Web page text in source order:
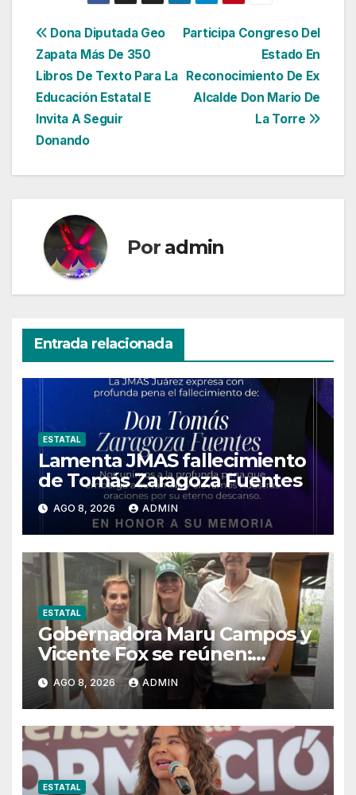
Navegación
de
entradas
Participa Congreso Del
Estado En
Reconocimiento De Ex
Alcalde Don Mario De
La Torre
Dona Diputada Geo
Zapata Más De 350
Libros De Texto Para La
Educación Estatal E
Invita A Seguir
Donando
Por admin
Entrada relacionada
ESTATAL
Lamenta JMAS fallecimiento
de Tomás Zaragoza Fuentes
AGO 8, 2026 ADMIN
ESTATAL
Gobernadora Maru Campos y
Vicente Fox se reúnen:
llaman a recuperar
instituciones y fortalecer el
Estado de Derecho
AGO 8, 2026 ADMIN
ESTATAL